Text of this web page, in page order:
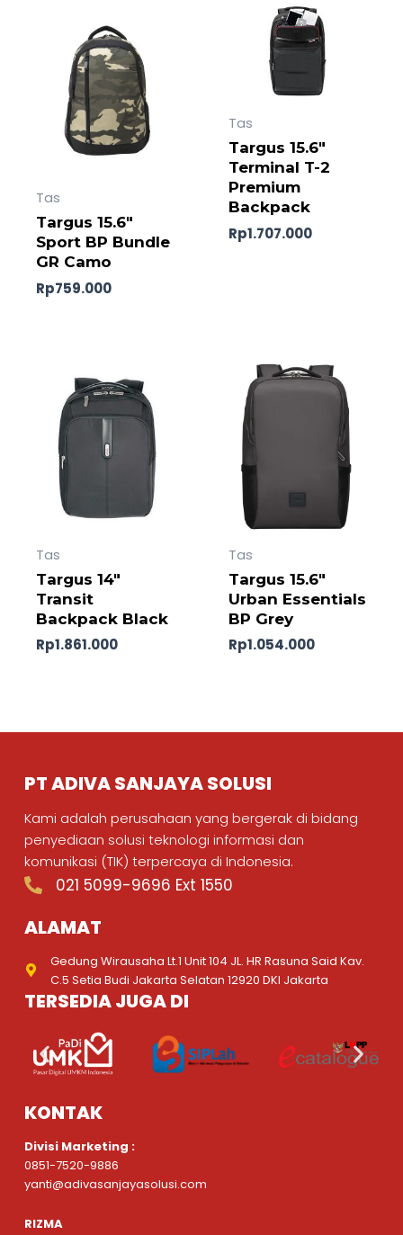
Tas
Targus 15.6″
Sport BP Bundle
GR Camo
Rp759.000
Tas
Targus 15.6″
Terminal T-2
Premium
Backpack
Rp1.707.000
Tas
Targus 14″
Transit
Backpack Black
Rp1.861.000
Tas
Targus 15.6″
Urban Essentials
BP Grey
Rp1.054.000
PT ADIVA SANJAYA SOLUSI
Kami adalah perusahaan yang bergerak di bidang
penyediaan solusi teknologi informasi dan
komunikasi (TIK) terpercaya di Indonesia.
021 5099-9696 Ext 1550
ALAMAT
Gedung Wirausaha Lt.1 Unit 104 JL. HR Rasuna Said Kav.
C.5 Setia Budi Jakarta Selatan 12920 DKI Jakarta
TERSEDIA JUGA DI
KONTAK
Divisi Marketing :
0851-7520-9886
yanti@adivasanjayasolusi.com
RIZMA